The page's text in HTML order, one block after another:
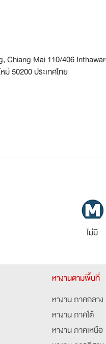
Chiang Mai 110/406
ม่ 50200 ประเทศไทย
ไม่มี
หางานตามพื้นที่
หางาน ภาคกลาง
หางาน ภาคใต้
หางาน ภาคเหนือ